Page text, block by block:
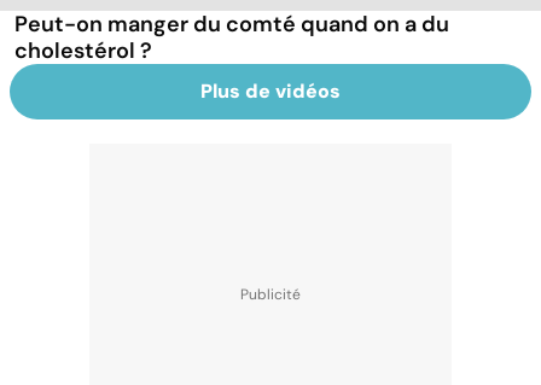
Peut-on manger du comté quand on a du
cholestérol ?
Plus de vidéos